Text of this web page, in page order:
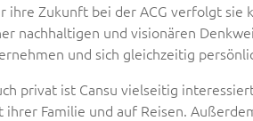
ihre Zukunft bei der ACG verfolgt sie
nachhaltigen und visionären
und sich gleichzeitig
privat ist Cansu vielseitig
ihrer Familie und auf Reisen.